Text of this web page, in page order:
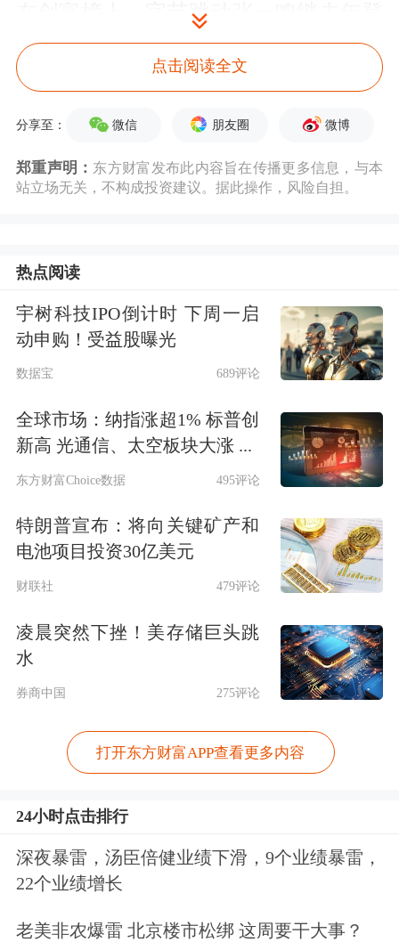
在创富榜上，字节跳动张一鸣继去年登
顶之后，今年以5439亿元继续保持榜单
冠军。农夫山泉钟睒睒、腾讯马化腾分
别以4416亿元、4332亿元继续稳居第
二、三名。此外，中国宏桥的张波家族
持股市值大幅上涨165%，以1888亿元
从行业分布来看，TMT（科技、媒体和
通信）、医药生物
、机械与电气设备依
次占据创富前三赛道。如果从各行业上
是金属与冶炼、建筑与建材、机械电气
设备行业分别以133%、102%、76%的
地域分布方面，广东、浙江、北京、上
海依然是创业的“风水宝地”，分别上榜
99人、80人、69人、62人，四地上榜人
数量合计占比超过六成。
优势再次腾飞，在PCB（印刷
领域涌现出大批新富，逐渐填补了地产
富人落榜后的空缺。全国10位PCB领域
点击阅读全文
分享至： 微信 朋友圈 微博
郑重声明： 东方财富发布此内容旨在传播更多信息，与本
站立场无关，不构成投资建议。据此操作，风险自担。
热点阅读
宇树科技IPO倒计时 下周一启
动申购！受益股曝光
数据宝 689评论
全球市场：纳指涨超1% 标普创
新高 光通信、太空板块大涨 ...
东方财富Choice数据 495评论
特朗普宣布：将向关键矿产和
电池项目投资30亿美元
财联社 479评论
凌晨突然下挫！美存储巨头跳
水
券商中国 275评论
打开东方财富APP查看更多内容
24小时点击排行
深夜暴雷，汤臣倍健业绩下滑，9个业绩暴雷，
22个业绩增长
老美非农爆雷 北京楼市松绑 这周要干大事？